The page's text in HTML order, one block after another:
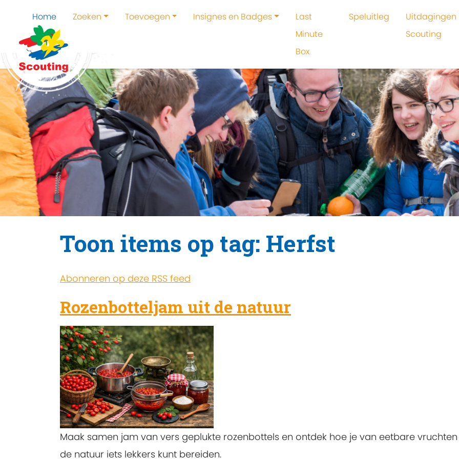
Home Zoeken Toevoegen Insignes en Badges
Last
Minute
Box
Speluitleg
Uitdagingen
Scouting
Toon items op tag: Herfst
Abonneren op deze RSS feed
Rozenbotteljam uit de natuur
Maak samen jam van vers geplukte rozenbottels en ontdek hoe je van eetbare
de natuur iets lekkers kunt bereiden.